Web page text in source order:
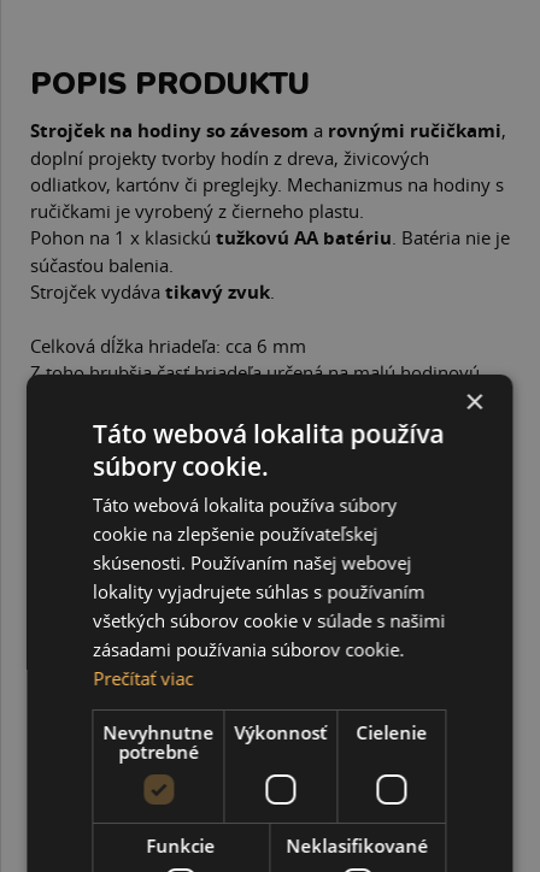
POPIS PRODUKTU
Strojček na hodiny so závesom a rovnými ručičkami,
doplní projekty tvorby hodín z dreva, živicových
odliatkov, kartónv či preglejky. Mechanizmus na hodiny s
ručičkami je vyrobený z čierneho plastu.
Pohon na 1 x klasickú tužkovú AA batériu. Batéria nie je
súčasťou balenia.
Strojček vydáva tikavý zvuk.
Celková dĺžka hriadeľa: cca 6 mm
Z toho hrubšia časť hriadeľa určená na malú hodinovú
Tenšia časť hriadeľa určená na veľkú hodinovú ručičku: 2
Dĺžka malej hodinovej ručičky: 7 cm
Dĺžka veľkej hodinovej ručičky: 9,5 cm
Dĺžka sekundovej ručičky: 12 cm
Závit má dĺžku približne 1,8 cm.
SÚVISIACE PRODUKTY
×
Táto webová lokalita používa
súbory cookie.
Táto webová lokalita používa súbory
cookie na zlepšenie používateľskej
skúsenosti. Používaním našej webovej
lokality vyjadrujete súhlas s používaním
všetkých súborov cookie v súlade s našimi
zásadami používania súborov cookie.
Prečítať viac
Nevyhnutne
potrebné
Výkonnosť Cielenie
Funkcie Neklasifikované